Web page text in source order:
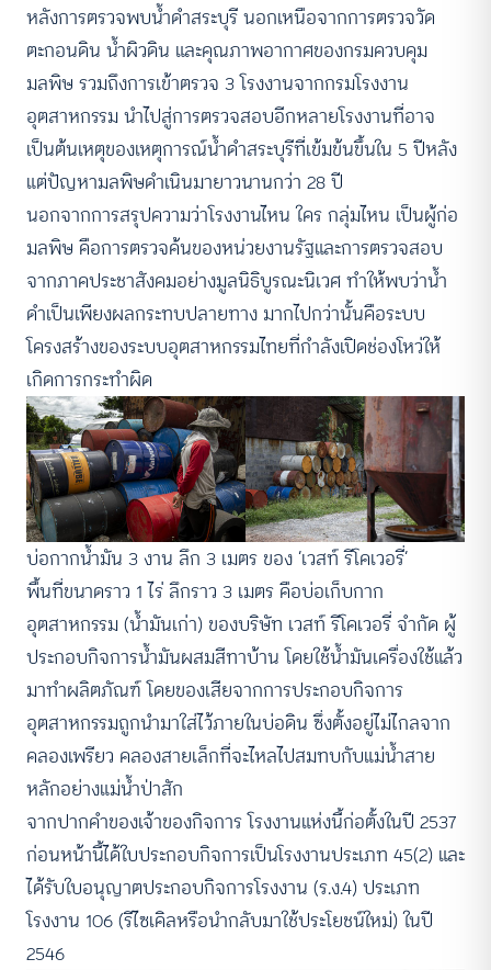
หลังการตรวจพบน้ำดำสระบุรี นอกเหนือจากการตรวจวัด
ตะกอนดิน น้ำผิวดิน และคุณภาพอากาศของกรมควบคุม
มลพิษ รวมถึงการเข้าตรวจ 3 โรงงานจากกรมโรงงาน
อุตสาหกรรม นำไปสู่การตรวจสอบอีกหลายโรงงานที่อาจ
เป็นต้นเหตุของเหตุการณ์น้ำดำสระบุรีที่เข้มข้นขึ้นใน 5 ปีหลัง
แต่ปัญหามลพิษดำเนินมายาวนานกว่า 28 ปี
นอกจากการสรุปความว่าโรงงานไหน ใคร กลุ่มไหน เป็นผู้ก่อ
มลพิษ คือการตรวจค้นของหน่วยงานรัฐและการตรวจสอบ
จากภาคประชาสังคมอย่างมูลนิธิบูรณะนิเวศ ทำให้พบว่าน้ำ
ดำเป็นเพียงผลกระทบปลายทาง มากไปกว่านั้นคือระบบ
โครงสร้างของระบบอุตสาหกรรมไทยที่กำลังเปิดช่องโหว่ให้
เกิดการกระทำผิด
บ่อกากน้ำมัน 3 งาน ลึก 3 เมตร ของ ‘เวสท์ รีโคเวอรี่’
พื้นที่ขนาดราว 1 ไร่ ลึกราว 3 เมตร คือบ่อเก็บกาก
อุตสาหกรรม (น้ำมันเก่า) ของบริษัท เวสท์ รีโคเวอรี่ จำกัด ผู้
ประกอบกิจการน้ำมันผสมสีทาบ้าน โดยใช้น้ำมันเครื่องใช้แล้ว
มาทำผลิตภัณฑ์ โดยของเสียจากการประกอบกิจการ
อุตสาหกรรมถูกนำมาใส่ไว้ภายในบ่อดิน ซึ่งตั้งอยู่ไม่ไกลจาก
คลองเพรียว คลองสายเล็กที่จะไหลไปสมทบกับแม่น้ำสาย
หลักอย่างแม่น้ำป่าสัก
จากปากคำของเจ้าของกิจการ โรงงานแห่งนี้ก่อตั้งในปี 2537
ก่อนหน้านี้ได้ใบประกอบกิจการเป็นโรงงานประเภท 45(2) และ
ได้รับใบอนุญาตประกอบกิจการโรงงาน (ร.ง.4) ประเภท
โรงงาน 106 (รีไซเคิลหรือนำกลับมาใช้ประโยชน์ใหม่) ในปี
2546